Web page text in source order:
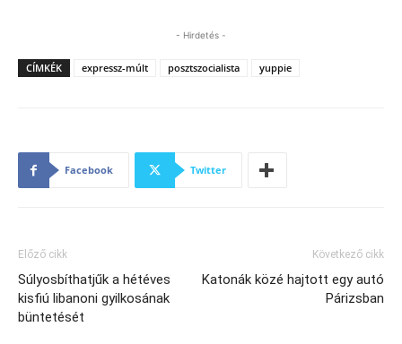
- Hirdetés -
CÍMKÉK expressz-múlt posztszocialista yuppie
Facebook Twitter
Előző cikk
Súlyosbíthatjűk a hétéves
kisfiú libanoni gyilkosának
büntetését
Következő cikk
Katonák közé hajtott egy autó
Párizsban